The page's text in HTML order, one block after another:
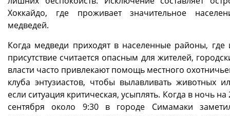
Хоккайдо, где проживает значительное
медведей.
Когда медведи приходят в населенные районы, где
присутствие считается опасным для жителей,
власти часто привлекают помощь местного
клуба энтузиастов, чтобы вылавливать животных
если ситуация критическая, усыплять. Когда в ночь на
сентября около 9:30 в городе Симамаки